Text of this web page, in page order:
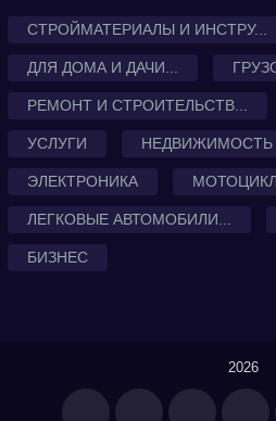
СТРОЙМАТЕРИАЛЫ И ИНСТРУ...
ДЛЯ ДОМА И ДАЧИ...
РЕМОНТ И СТРОИТЕЛЬСТВ...
УСЛУГИ НЕДВИЖИМОСТЬ
ЭЛЕКТРОНИКА
ЛЕГКОВЫЕ АВТОМОБИЛИ...
БИЗНЕС
2026